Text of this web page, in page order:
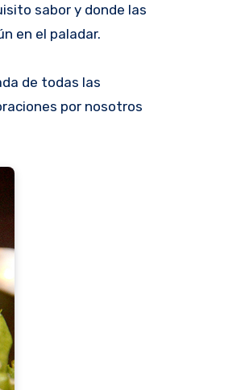
sabor y donde las
en el paladar.
de todas las
por nosotros